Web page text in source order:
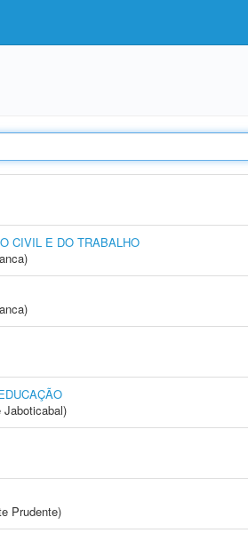
CIVIL E DO TRABALHO
Jaboticabal)
Prudente)